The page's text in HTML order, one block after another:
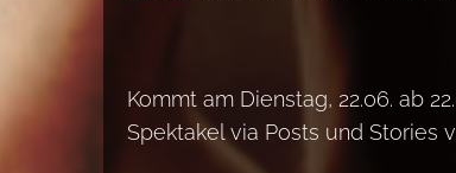
Kommt am Dienstag, 22.06. ab
Spektakel via Posts und Stories